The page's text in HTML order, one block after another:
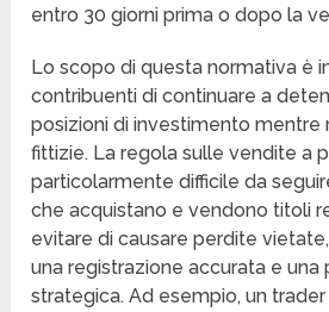
entro 30 giorni prima o dopo la
Lo scopo di questa normativa è
contribuenti di continuare a
posizioni di investimento mentre
fittizie. La regola sulle vendite a
particolarmente difficile da
che acquistano e vendono titoli
evitare di causare perdite
una registrazione accurata e una
strategica. Ad esempio, un